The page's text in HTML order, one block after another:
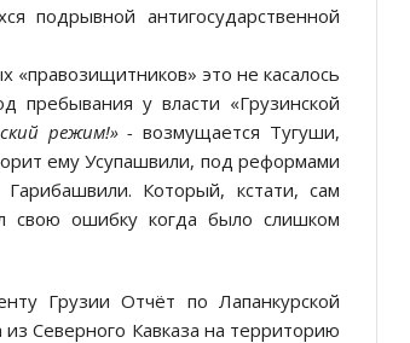
антигосударственной
«правозищитников» это не касалось
у власти «Грузинской
режим!» - возмущается Тугуши,
ему Усупашвили, под реформами
Который, кстати, сам
свою ошибку когда было слишком
Грузии Отчёт по Лапанкурской
Северного Кавказа на территорию